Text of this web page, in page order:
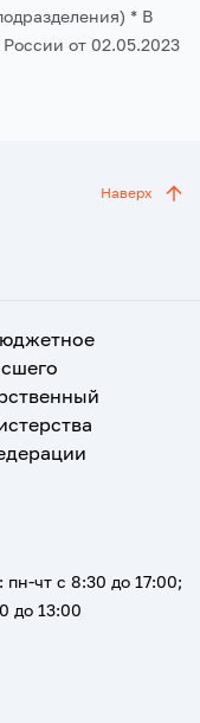
* В
от 02.05.2023
Наверх
чт с 8:30 до 17:00;
до 13:00